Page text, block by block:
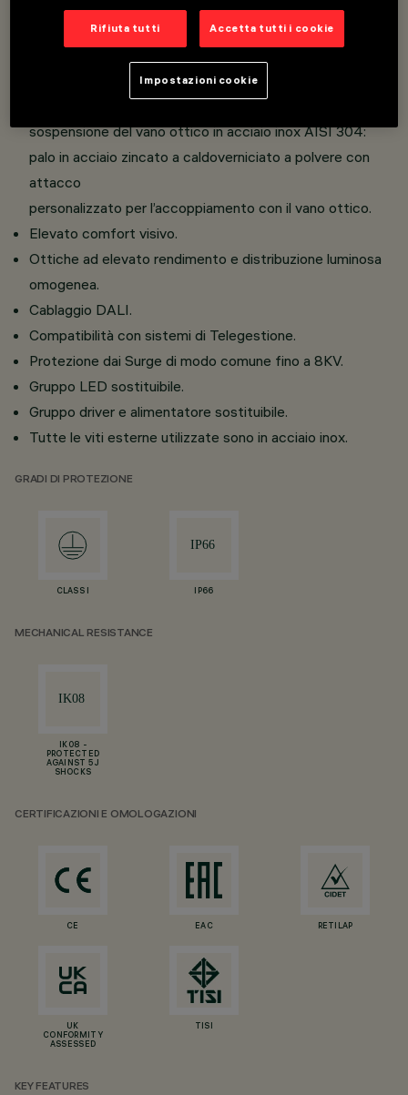
interno in policarbonato opalino con texture per
esterno e schermo esternoin policarbonato
sospensione del vano ottico in acciaio inox AISI 304:
palo in acciaio zincato a caldoverniciato a polvere con
attacco
personalizzato per l’accoppiamento con il vano ottico.
Elevato comfort visivo.
Ottiche ad elevato rendimento e distribuzione luminosa
omogenea.
Cablaggio DALI.
Compatibilità con sistemi di Telegestione.
Protezione dai Surge di modo comune fino a 8KV.
Gruppo LED sostituibile.
Gruppo driver e alimentatore sostituibile.
Tutte le viti esterne utilizzate sono in acciaio inox.
GRADI DI PROTEZIONE
CLASS I IP66
MECHANICAL RESISTANCE
IK08 -
PROTECTED
AGAINST 5 J
SHOCKS
CERTIFICAZIONI E OMOLOGAZIONI
CE EAC RETILAP
UK
CONFORMITY
ASSESSED
TISI
KEY FEATURES
Rifiuta tutti Accetta tutti i cookie
Impostazioni cookie